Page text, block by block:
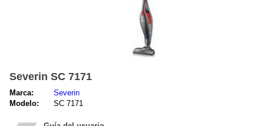
Severin SC 7171
Marca:
Severin
Modelo:
SC 7171